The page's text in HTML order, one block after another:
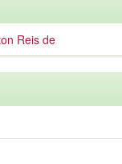
Reis de